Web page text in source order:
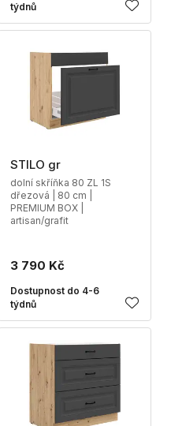
týdnů
STILO gr
dolní skříňka 80 ZL 1S
dřezová | 80 cm |
PREMIUM BOX |
artisan/grafit
3 790 Kč
Dostupnost do 4-6
týdnů